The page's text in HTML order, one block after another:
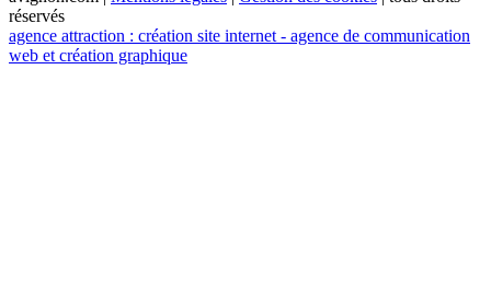
réservés
agence attraction : création site internet - agence de communication
web et création graphique